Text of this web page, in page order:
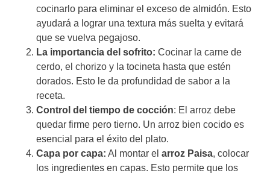
cocinarlo para eliminar el exceso de almidón. Esto
ayudará a lograr una textura más suelta y evitará
que se vuelva pegajoso.
La importancia del sofrito: Cocinar la carne de
cerdo, el chorizo y la tocineta hasta que estén
dorados. Esto le da profundidad de sabor a la
receta.
Control del tiempo de cocción: El arroz debe
quedar firme pero tierno. Un arroz bien cocido es
esencial para el éxito del plato.
Capa por capa: Al montar el arroz Paisa, colocar
los ingredientes en capas. Esto permite que los